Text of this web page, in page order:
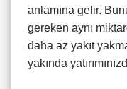
anlamına gelir.
gereken aynı
daha az yakıt
yakında